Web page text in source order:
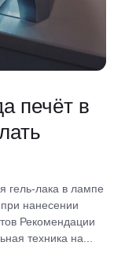
печёт в
лака в лампе
нанесении
Рекомендации
техника на...